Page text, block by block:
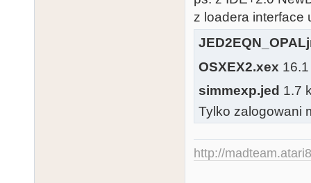
z loadera interface
OSXEX2.xex
simmexp.jed 1.7
Tylko zalogowani
http://